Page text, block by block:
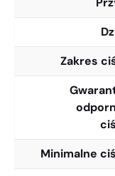
Zakres
Minimalne